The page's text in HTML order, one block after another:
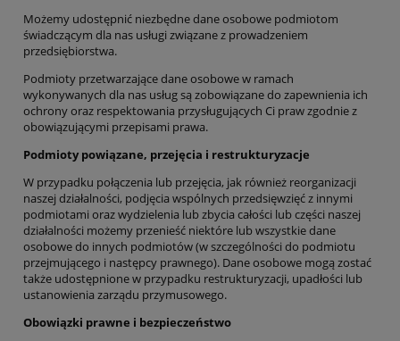
Możemy udostępnić niezbędne dane osobowe podmiotom
świadczącym dla nas usługi związane z prowadzeniem
przedsiębiorstwa.
Podmioty przetwarzające dane osobowe w ramach
wykonywanych dla nas usług są zobowiązane do zapewnienia ich
ochrony oraz respektowania przysługujących Ci praw zgodnie z
obowiązującymi przepisami prawa.
Podmioty powiązane, przejęcia i restrukturyzacje
W przypadku połączenia lub przejęcia, jak również reorganizacji
naszej działalności, podjęcia wspólnych przedsięwzięć z innymi
podmiotami oraz wydzielenia lub zbycia całości lub części naszej
działalności możemy przenieść niektóre lub wszystkie dane
osobowe do innych podmiotów (w szczególności do podmiotu
przejmującego i następcy prawnego). Dane osobowe mogą zostać
także udostępnione w przypadku restrukturyzacji, upadłości lub
ustanowienia zarządu przymusowego.
Obowiązki prawne i bezpieczeństwo